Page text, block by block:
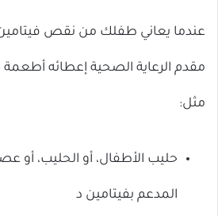
عندما يعاني طفلك من نقص
مقدم الرعاية الصحية إعطائه
مثل:
حليب الأطفال، أو الحليب، أو
المدعم بفيتامين د